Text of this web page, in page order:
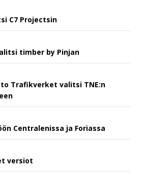
C7 Projectsin
timber by Pinjan
Trafikverket valitsi TNE:n
Centralenissa ja Foriassa
versiot